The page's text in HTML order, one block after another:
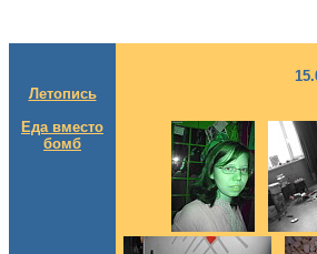
Летопись
Еда вместо
бомб